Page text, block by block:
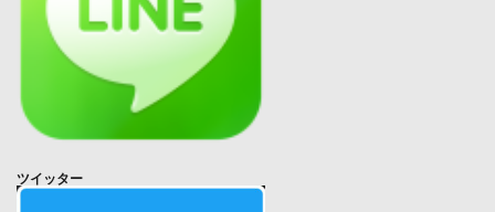
ツイッター